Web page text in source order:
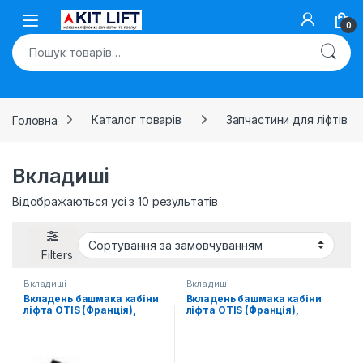
Skip to navigation
Skip to content
Open 0
Шукати:
Головна Каталог товарів Запчастини для ліфтів
Вкладиші
Відображаються усі з 10 результатів
Filters
Вкладиші
Вкладень башмака кабіни
ліфта OTIS (Франція),
Вкладиші
Вкладень башмака кабіни
ліфта OTIS (Франція),